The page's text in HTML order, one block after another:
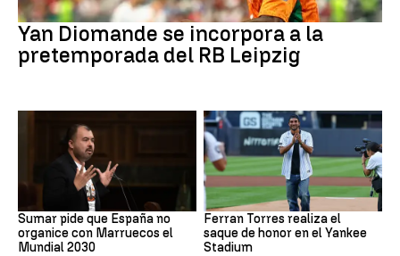
Fútbol
Yan Diomande se incorpora a la
pretemporada del RB Leipzig
Mundial 2030
Sumar pide que España no
organice con Marruecos el
Mundial 2030
MLB
Ferran Torres realiza el
saque de honor en el Yankee
Stadium